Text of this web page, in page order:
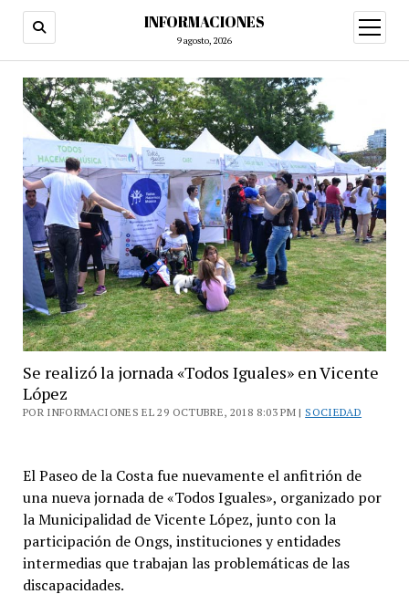
INFORMACIONES
9 agosto, 2026
abrir
menú
Se realizó la jornada «Todos Iguales» en Vicente
López
POR INFORMACIONES EL 29 OCTUBRE, 2018 8:03 PM | SOCIEDAD
El Paseo de la Costa fue nuevamente el anfitrión de
una nueva jornada de «Todos Iguales», organizado por
la Municipalidad de Vicente López, junto con la
participación de Ongs, instituciones y entidades
intermedias que trabajan las problemáticas de las
discapacidades.